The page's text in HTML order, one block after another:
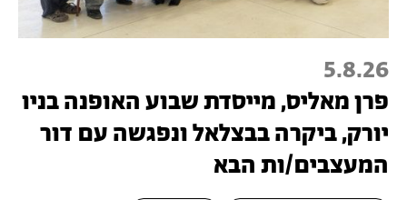
5.8.26
פרן מאליס, מייסדת שבוע האופנה בניו
יורק, ביקרה בבצלאל ונפגשה עם דור
המעצבים/ות הבא